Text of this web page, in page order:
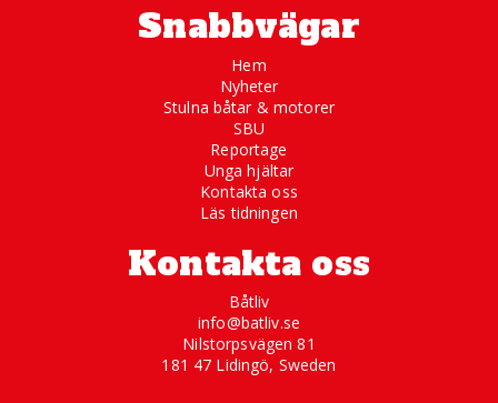
Snabbvägar
Hem
Nyheter
Stulna båtar & motorer
SBU
Reportage
Unga hjältar
Kontakta oss
Läs tidningen
Kontakta oss
Båtliv
info@batliv.se
Nilstorpsvägen 81
181 47 Lidingö, Sweden